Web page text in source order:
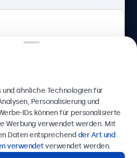
Düsseldorf, Deutschland
senden
unter0211 38 78 95 62
ähnliche Technologien für
Personalisierung und
IDs können für personalisierte
Werbung verwendet werden. Mit
Daten entsprechend der Art und
verwendetverwendet werden.